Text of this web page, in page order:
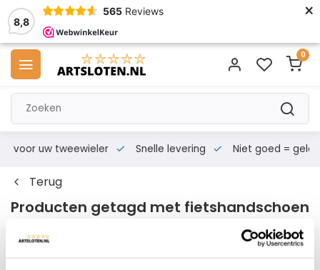
8,8
565 Reviews ×
0
voor uw tweewieler Snelle levering Niet goed = geld
Terug
Producten getagd met fietshandschoen
Filters